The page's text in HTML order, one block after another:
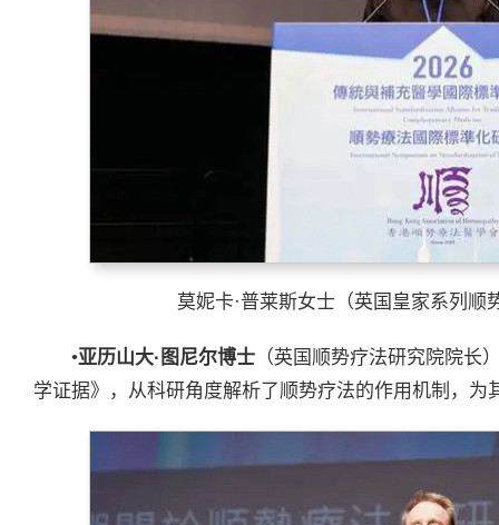
莫妮卡·普莱斯女士（英国皇家系列顺
•亚历山大· 图尼尔博士 （英国顺势疗法研究院院长
学证据》，从科研角度解析了顺势疗法的作用机制，为